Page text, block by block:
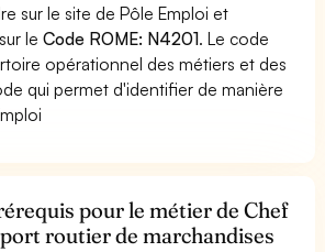
sur le site de Pôle Emploi et
leCode ROME: N4201. Le code
opérationnel des métiers et des
qui permet d'identifier de manière
pour le métier de Chef
routier de marchandises